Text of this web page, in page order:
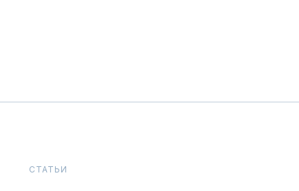
СТАТЬИ